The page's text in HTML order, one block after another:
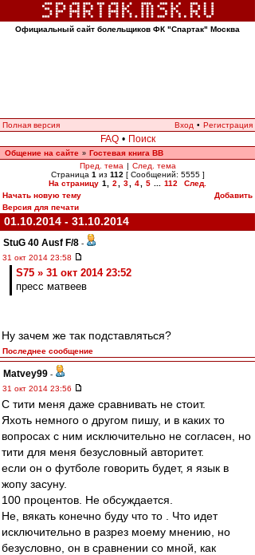
Официальный сайт болельщиков ФК "Спартак" Москва
Полная версия Вход • Регистрация
FAQ • Поиск
Общение на сайте » Гостевая книга ВВ
Пред. тема | След. тема
Страница 1 из 112 [ Сообщений: 5555 ]
На страницу 1 2 3 4 5 112
След.
Начать новую тему
Добавить
Версия для печати
01.10.2014 - 31.10.2014
StuG 40 Ausf F/8 -
31 окт 2014 23:58
S75 » 31 окт 2014 23:52
пресс матвеев
Ну зачем же так подставляться?
Последнее сообщение
Matvey99 -
31 окт 2014 23:56
С тити меня даже сравнивать не стоит.
Яхоть немного о другом пишу, и в каких то
вопросах с ним исключительно не согласен, но
тити для меня безусловный авторитет.
если он о футболе говорить будет, я язык в
жопу засуну.
100 процентов. Не обсуждается.
Не, вякать конечно буду что то . Что идет
исключительно в разрез моему мнению, но
безусловно, он в сравнении со мной, как